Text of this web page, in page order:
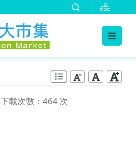
下載次數：464 次